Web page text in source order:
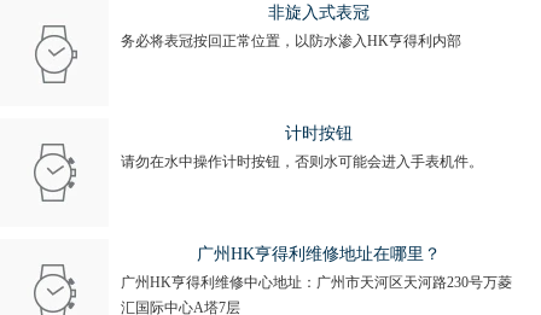
非旋入式表冠
务必将表冠按回正常位置，以防水渗入HK亨得利内部
计时按钮
请勿在水中操作计时按钮，否则水可能会进入手表机件。
广州HK亨得利维修地址在哪里？
广州HK亨得利维修中心地址：广州市天河区天河路230号万菱
汇国际中心A塔7层